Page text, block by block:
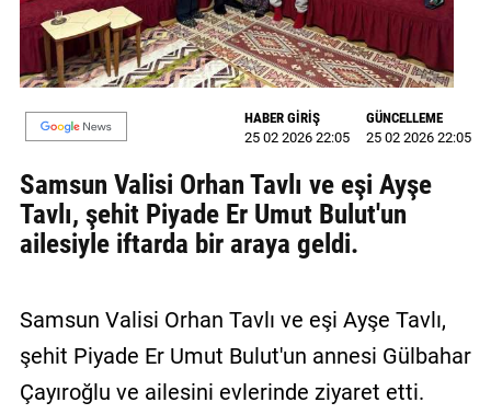
GALERİ
VİDEO
YAZARLAR
ULAŞIN
Künye
Gizlilik
Politikası
HABER GİRİŞ
25 02 2026 22:05
GÜNCELLEME
25 02 2026 22:05
Samsun Valisi Orhan Tavlı ve eşi Ayşe
Tavlı, şehit Piyade Er Umut Bulut'un
ailesiyle iftarda bir araya geldi.
Samsun Valisi Orhan Tavlı ve eşi Ayşe Tavlı,
şehit Piyade Er Umut Bulut'un annesi Gülbahar
Çayıroğlu ve ailesini evlerinde ziyaret etti.